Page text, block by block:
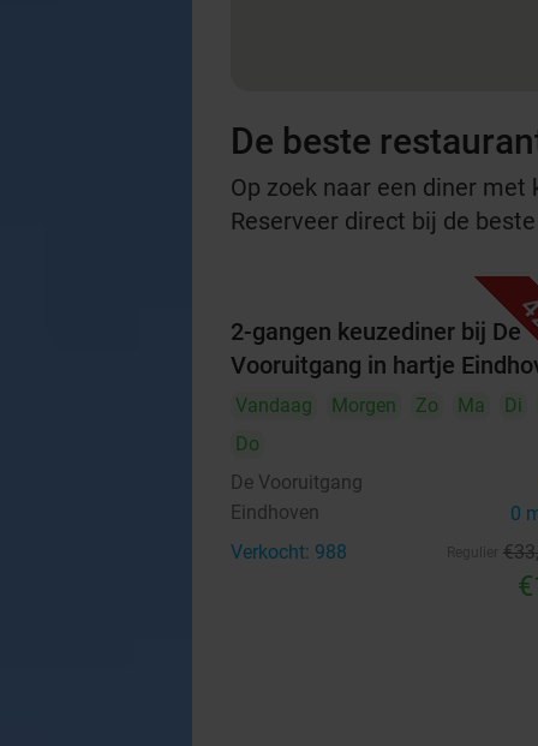
De beste
Op zoek naar een diner
Reserveer direct bij de
2-gangen keuzediner bij De
Vooruitgang in hartje
Vandaag Morgen Zo Ma Di
Do
De Vooruitgang
Eindhoven 0
Verkocht: 988 €33